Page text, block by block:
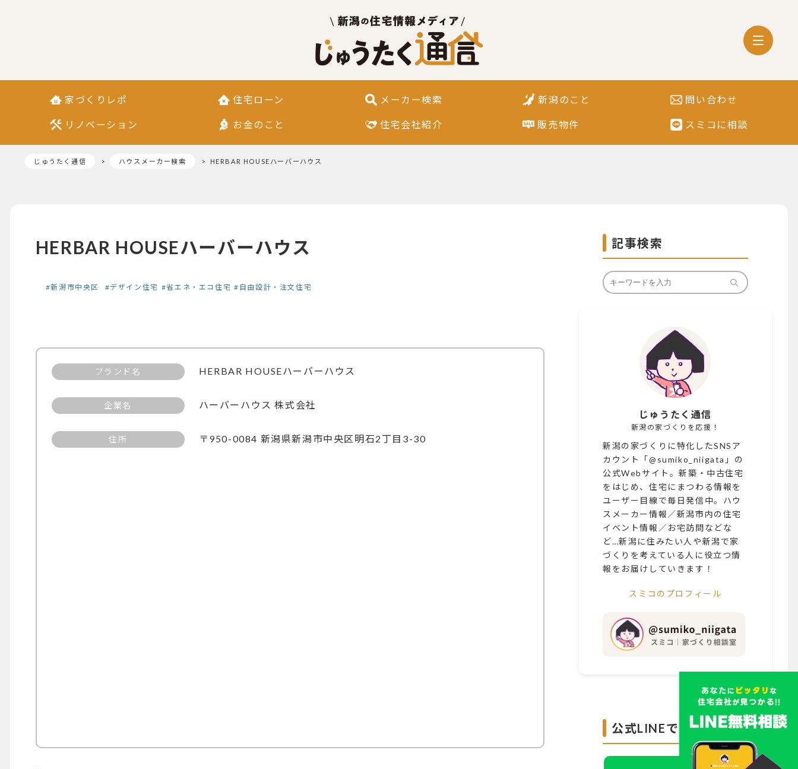
家づくりレポ
リノベーション
住宅ローン
お金のこと
メーカー検索
住宅会社紹介
新潟のこと
販売物件
問い合わせ
スミコに相談
じゅうたく通信 ハウスメーカー検索 HERBAR HOUSE ハーバーハウス
HERBAR HOUSEハーバーハウス
#新潟市中央区 #デザイン住宅 #省エネ・エコ住宅 #自由設計・注文住宅
ブランド名 HERBAR HOUSE ハーバーハウス
企業名 ハーバーハウス 株式会社
住所 〒950-0084 新潟県新潟市中央区明石2丁目3-30
記事検索
じゅうたく通信
新潟の家づくりを応援！
新潟の家づくりに特化したSNSア
カウント「@sumiko_niigata」の
公式Webサイト。新築・中古住宅
をはじめ、住宅にまつわる情報を
ユーザー目線で毎日発信中。ハウ
スメーカー情報／新潟市内の住宅
イベント情報／お宅訪問などな
ど…新潟に住みたい人や新潟で家
づくりを考えている人に役立つ情
報をお届けしていきます！
スミコのプロフィール
公式LINEで無料診断